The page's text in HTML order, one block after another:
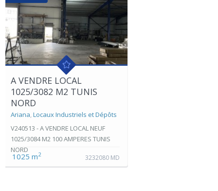
A VENDRE LOCAL
1025/3082 M2 TUNIS
NORD
Ariana,Locaux Industriels et Dépôts
V240513 - A VENDRE LOCAL NEUF
1025/3084 M2 100 AMPERES TUNIS
NORD
1025 m2 3232080 MD